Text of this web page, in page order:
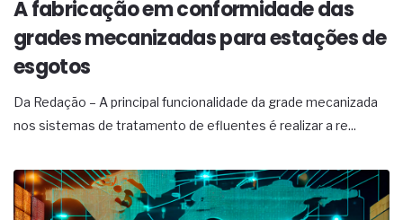
A fabricação em conformidade das
grades mecanizadas para estações de
esgotos
Da Redação – A principal funcionalidade da grade mecanizada
nos sistemas de tratamento de efluentes é realizar a re...